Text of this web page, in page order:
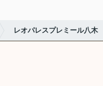
レオパレスプレミール八木